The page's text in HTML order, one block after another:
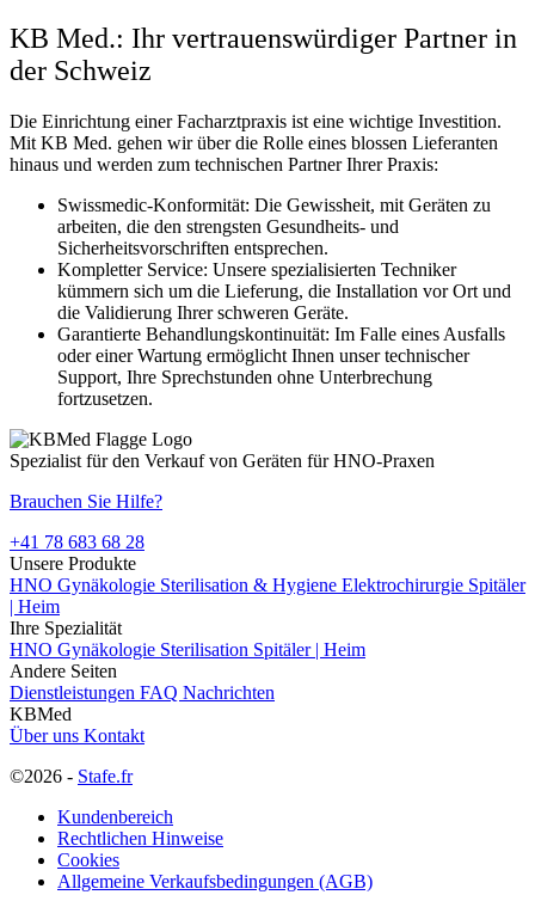
KB Med.: Ihr vertrauenswürdiger Partner in
der Schweiz
Die Einrichtung einer Facharztpraxis ist eine wichtige Investition.
Mit KB Med. gehen wir über die Rolle eines blossen Lieferanten
hinaus und werden zum technischen Partner Ihrer Praxis:
Swissmedic-Konformität: Die Gewissheit, mit Geräten zu
arbeiten, die den strengsten Gesundheits- und
Sicherheitsvorschriften entsprechen.
Kompletter Service: Unsere spezialisierten Techniker
kümmern sich um die Lieferung, die Installation vor Ort und
die Validierung Ihrer schweren Geräte.
Garantierte Behandlungskontinuität: Im Falle eines Ausfalls
oder einer Wartung ermöglicht Ihnen unser technischer
Support, Ihre Sprechstunden ohne Unterbrechung
fortzusetzen.
Spezialist für den Verkauf von Geräten für HNO-Praxen
Brauchen Sie Hilfe?
+41 78 683 68 28
Unsere Produkte
HNO Gynäkologie Sterilisation & Hygiene Elektrochirurgie Spitäler
| Heim
Ihre Spezialität
HNO Gynäkologie Sterilisation Spitäler | Heim
Andere Seiten
Dienstleistungen FAQ Nachrichten
KBMed
Über uns Kontakt
©2026 - Stafe.fr
Kundenbereich
Rechtlichen Hinweise
Cookies
Allgemeine Verkaufsbedingungen (AGB)